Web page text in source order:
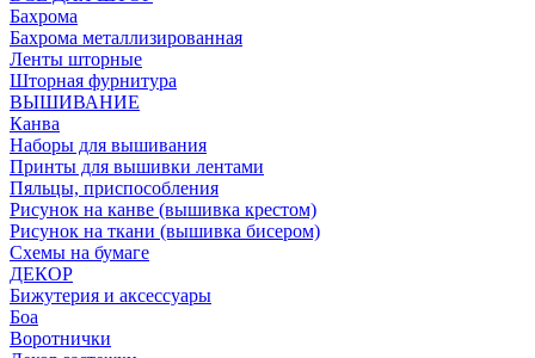
Бахрома
Бахрома металлизированная
Ленты шторные
Шторная фурнитура
ВЫШИВАНИЕ
Канва
Наборы для вышивания
Принты для вышивки лентами
Пяльцы, приспособления
Рисунок на канве (вышивка крестом)
Рисунок на ткани (вышивка бисером)
Схемы на бумаге
ДЕКОР
Бижутерия и аксессуары
Боа
Воротнички